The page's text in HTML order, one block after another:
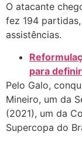
O atacante
fez 194
assistências.
para
Pelo Galo,
Mineiro, um da
(2021), um da
Supercopa do